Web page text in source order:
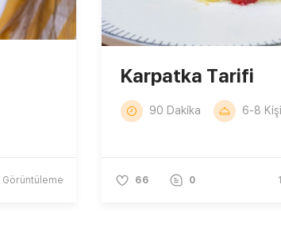
Görüntüleme
Karpatka Tarifi
90 Dakika 6-8
66 0